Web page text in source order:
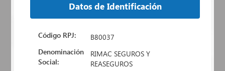
Datos de Identificación
Código RPJ:
B80037
Denominación
Social:
RIMAC SEGUROS Y
REASEGUROS